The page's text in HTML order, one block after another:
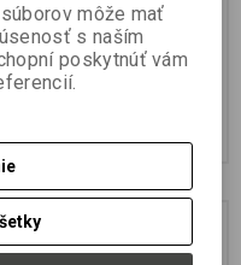
EUR224,99 EUR
EUR (Vaša cena bez DPH:)
10 %
môže mať
s naším
poskytnúť vám